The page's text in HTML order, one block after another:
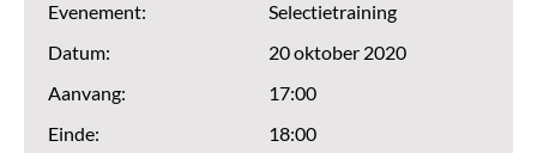
Evenement:
Selectietraining
Datum:
20 oktober 2020
Aanvang:
17:00
Einde:
18:00